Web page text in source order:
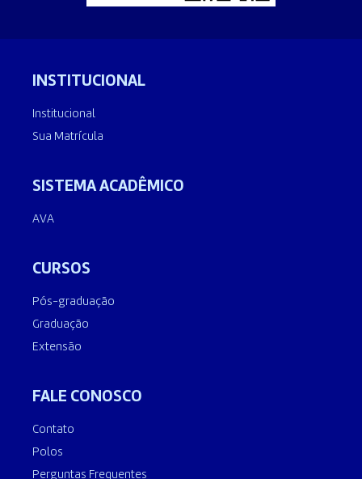
INSTITUCIONAL
Institucional
Sua Matrícula
SISTEMA ACADÊMICO
AVA
CURSOS
Pós-graduação
Graduação
Extensão
FALE CONOSCO
Contato
Polos
Perguntas Frequentes